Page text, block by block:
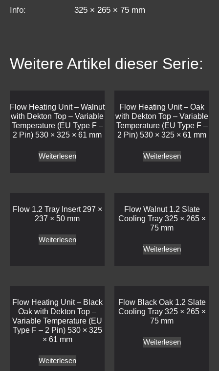
Info: 325 × 265 × 75 mm
Weitere Artikel dieser Serie:
Flow Heating Unit – Walnut
with Dekton Top – Variable
Temperature (EU Type F –
2 Pin) 530 × 325 × 61 mm
Weiterlesen
Flow Heating Unit – Oak
with Dekton Top – Variable
Temperature (EU Type F –
2 Pin) 530 × 325 × 61 mm
Weiterlesen
Flow 1.2 Tray Insert 297 ×
237 × 50 mm
Weiterlesen
Flow Walnut 1.2 Slate
Cooling Tray 325 × 265 ×
75 mm
Weiterlesen
Flow Heating Unit – Black
Oak with Dekton Top –
Variable Temperature (EU
Type F – 2 Pin) 530 × 325
× 61 mm
Weiterlesen
Flow Black Oak 1.2 Slate
Cooling Tray 325 × 265 ×
75 mm
Weiterlesen